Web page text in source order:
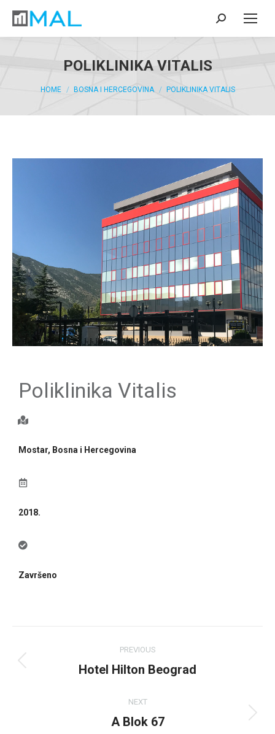
POLIKLINIKA VITALIS
You are here:
HOME BOSNA I HERCEGOVINA POLIKLINIKA VITALIS
Poliklinika Vitalis
Mostar, Bosna i Hercegovina
2018.
Završeno
PREVIOUS
Hotel Hilton Beograd
NEXT
A Blok 67